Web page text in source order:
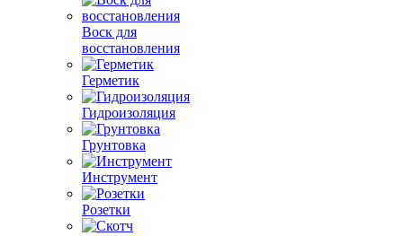
Воск для
восстановления
Герметик
Гидроизоляция
Грунтовка
Инструмент
Розетки